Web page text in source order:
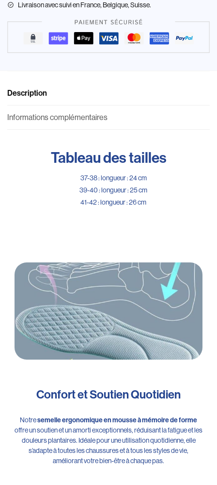
Livraisonavec suivi en France, Belgique, Suisse.
Description
Informations complémentaires
Tableau des tailles
37-38 : longueur : 24 cm
39-40 : longueur : 25 cm
41-42 : longueur : 26 cm
Confort et Soutien Quotidien
Notresemelle ergonomique en mousse à mémoire de forme
offre un soutien et un amorti exceptionnels, réduisant la fatigue et les
douleurs plantaires. Idéale pour une utilisation quotidienne, elle
s’adapte à toutes les chaussures et à tous les styles de vie,
améliorant votre bien-être à chaque pas.